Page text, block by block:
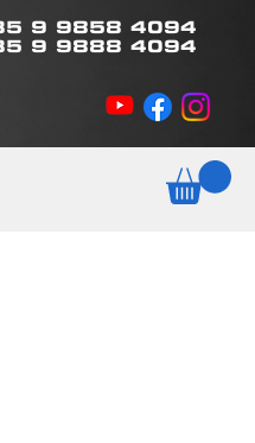
35 9 9858 4094
9 9888 4094